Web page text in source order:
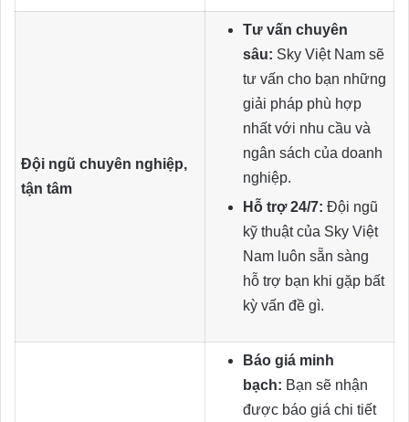
Đội ngũ chuyên nghiệp,
tận tâm
Tư vấn chuyên
sâu: Sky Việt Nam sẽ
tư vấn cho bạn những
giải pháp phù hợp
nhất với nhu cầu và
ngân sách của doanh
nghiệp.
Hỗ trợ 24/7: Đội ngũ
kỹ thuật của Sky Việt
Nam luôn sẵn sàng
hỗ trợ bạn khi gặp bất
kỳ vấn đề gì.
Báo giá minh
bạch: Bạn sẽ nhận
được báo giá chi tiết